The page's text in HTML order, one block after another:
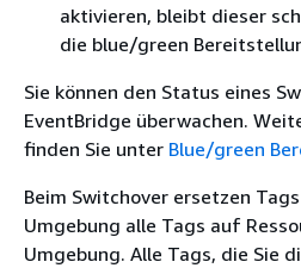
aktivieren, bleibt dieser
die blue/green
Sie können den Status eines
EventBridge überwachen.
finden Sie unter Blue/green
Beim Switchover ersetzen
Umgebung alle Tags auf
Umgebung. Alle Tags, die Sie